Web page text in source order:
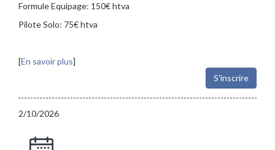
Formule Equipage: 150€ htva
Pilote Solo: 75€ htva
[En savoir plus]
S'inscrire
2/10/2026